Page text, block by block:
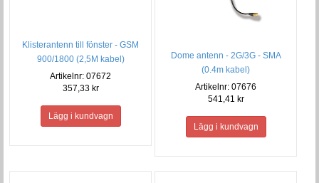
Klisterantenn till fönster - GSM
900/1800 (2,5M kabel)
Artikelnr: 07672
357,33 kr
Dome antenn - 2G/3G - SMA
(0.4m kabel)
Artikelnr: 07676
541,41 kr